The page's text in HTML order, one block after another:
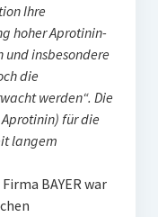
Ihre
hoher Aprotinin-
und insbesondere
die
werden“. Die
Aprotinin) für die
langem
BAYER war